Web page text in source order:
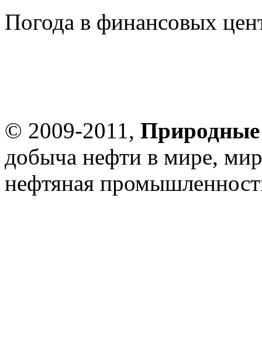
Погода в финансовых
© 2009-2011, Природные
добыча нефти в мире,
нефтяная